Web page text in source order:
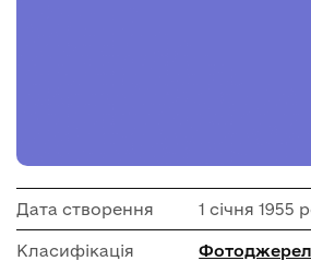
Дата створення 1 січня 1955
Класифікація